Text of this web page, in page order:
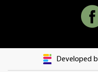
Developed